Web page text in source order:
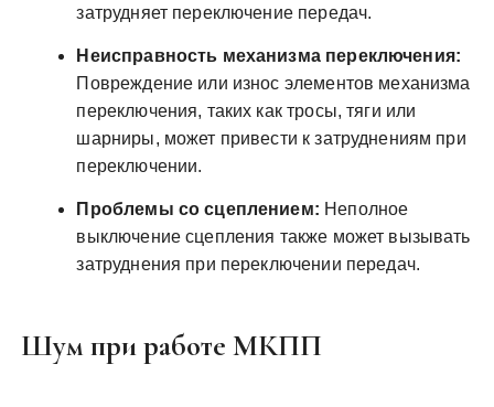
затрудняет переключение передач.
Неисправность механизма переключения:
Повреждение или износ элементов механизма
переключения, таких как тросы, тяги или
шарниры, может привести к затруднениям при
переключении.
Проблемы со сцеплением: Неполное
выключение сцепления также может вызывать
затруднения при переключении передач.
Шум при работе МКПП